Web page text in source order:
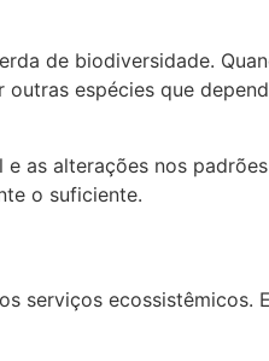
de biodiversidade.
espécies que
as alterações nos
o suficiente.
serviços ecossistêmicos.